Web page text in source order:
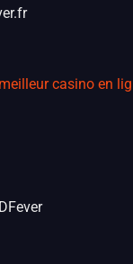
meilleur casino en